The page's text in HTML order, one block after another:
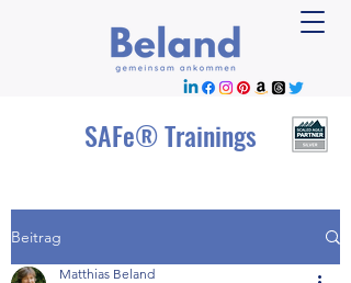
SAFe® Trainings
Beitrag
Matthias Beland